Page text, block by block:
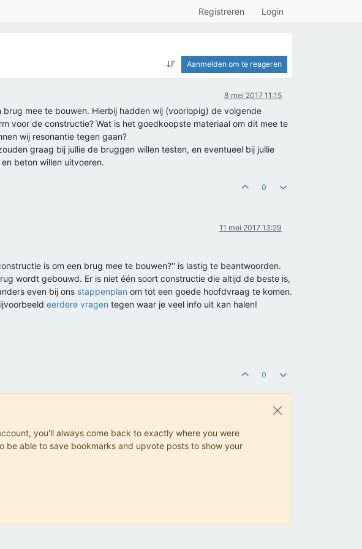
Registreren Login
Aanmelden om te reageren
8 mei 2017 11:15
mee te bouwen. Hierbij hadden wij (voorlopig) de volgende
voor de constructie? Wat is het goedkoopste materiaal om dit mee te
wij resonantie tegen gaan?
graag bij jullie de bruggen willen testen, en eventueel bij jullie
beton willen uitvoeren.
0
11 mei 2017 13:29
is om een brug mee te bouwen?'' is lastig te beantwoorden.
wordt gebouwd. Er is niet één soort constructie die altijd de beste is,
even bij ons stappenplan om tot een goede hoofdvraag te komen.
eerdere vragen tegen waar je veel info uit kan halen!
0
you'll always come back to exactly where you were
be able to save bookmarks and upvote posts to show your